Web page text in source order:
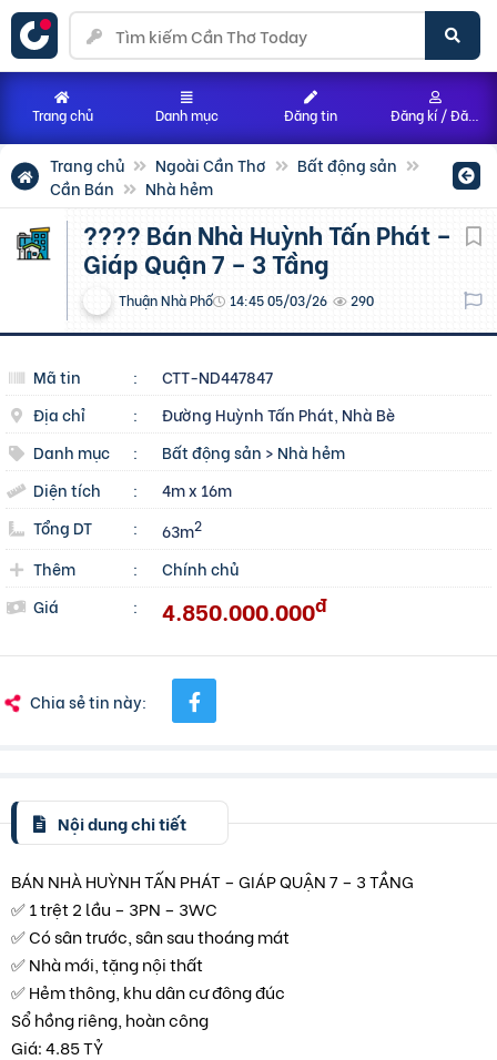
Trang chủ Ngoài Cần Thơ
Bất động sản
Cần Bán
Nhà hẻm
???? Bán Nhà Huỳnh Tấn Phát –
Giáp Quận 7 – 3 Tầng
Thuận Nhà Phố 14:45 05/03/26 290
Mã tin :
CTT-ND447847
Địa chỉ
:
Đường Huỳnh Tấn Phát, Nhà Bè
Danh mục
: Bất động sản > Nhà hẻm
Diện tích
:
4m x 16m
Tổng DT
: 63m2
Thêm :
Chính chủ
Giá
: 4.850.000.000đ
Chia sẻ tin này:
Nội dung chi tiết
BÁN NHÀ HUỲNH TẤN PHÁT – GIÁP QUẬN 7 – 3 TẦNG
✅ 1 trệt 2 lầu – 3PN – 3WC
✅ Có sân trước, sân sau thoáng mát
✅ Nhà mới, tặng nội thất
✅ Hẻm thông, khu dân cư đông đúc
Sổ hồng riêng, hoàn công
Giá: 4.85 TỶ
Trang chủ Danh mục Đăng tin